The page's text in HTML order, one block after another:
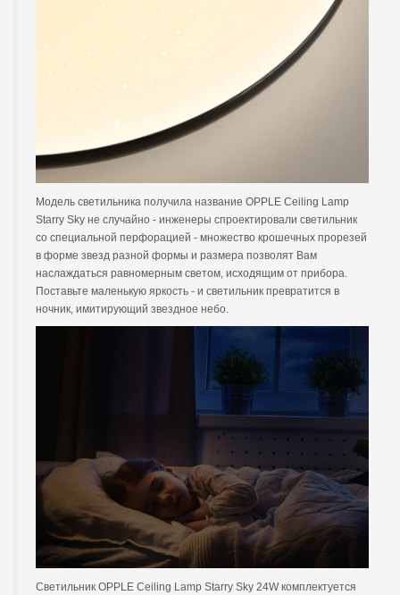
Модель светильника получила название OPPLE Ceiling Lamp
Starry Sky не случайно - инженеры спроектировали светильник
со специальной перфорацией - множество крошечных прорезей
в форме звезд разной формы и размера позволят Вам
наслаждаться равномерным светом, исходящим от прибора.
Поставьте маленькую яркость - и светильник превратится в
ночник, имитирующий звездное небо.
Светильник OPPLE Ceiling Lamp Starry Sky 24Wкомплектуется